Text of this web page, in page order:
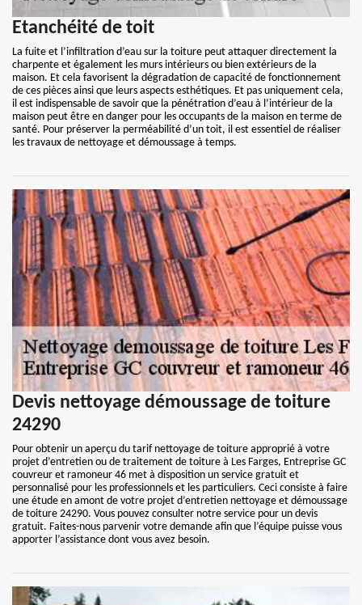
Etanchéité de toit
La fuite et l’infiltration d’eau sur la toiture peut attaquer directement la
charpente et également les murs intérieurs ou bien extérieurs de la
maison. Et cela favorisent la dégradation de capacité de fonctionnement
de ces pièces ainsi que leurs aspects esthétiques. Et pas uniquement cela,
il est indispensable de savoir que la pénétration d’eau à l’intérieur de la
maison peut être en danger pour les occupants de la maison en terme de
santé. Pour préserver la perméabilité d’un toit, il est essentiel de réaliser
les travaux de nettoyage et démoussage à temps.
Devis nettoyage démoussage de toiture
24290
Pour obtenir un aperçu du tarif nettoyage de toiture approprié à votre
projet d’entretien ou de traitement de toiture à Les Farges, Entreprise GC
couvreur et ramoneur 46 met à disposition un service gratuit et
personnalisé pour les professionnels et les particuliers. Ceci consiste à faire
une étude en amont de votre projet d’entretien nettoyage et démoussage
de toiture 24290. Vous pouvez consulter notre service pour un devis
gratuit. Faites-nous parvenir votre demande afin que l’équipe puisse vous
apporter l’assistance dont vous avez besoin.